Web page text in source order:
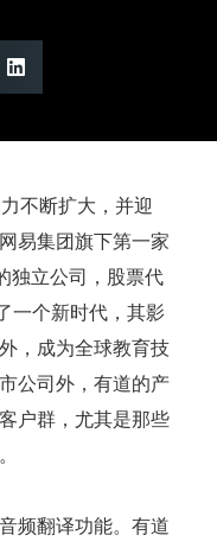
不断扩大，并迎
易集团旗下第一家
独立公司，股票代
一个新时代，其影
，成为全球教育技
公司外，有道的产
户群，尤其是那些
频翻译功能。有道